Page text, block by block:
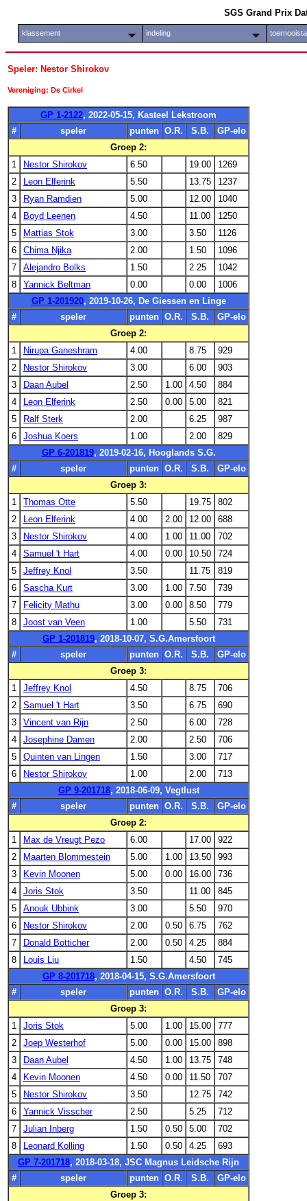
SGS Grand Prix
klassement indeling
Speler: Nestor Shirokov
Vereniging: De Cirkel
GP 1-2122, 2022-05-15, Kasteel Lekstroom
#
speler punten O.R. S.B.
GP-elo
Groep 2:
1
Nestor Shirokov 6.50 19.00
1269
2
Leon Elferink 5.50 13.75
1237
3
Ryan Ramdien 5.00 12.00
1040
4
Boyd Leenen 4.50 11.00
1250
5
Mattias Stok 3.00 3.50
1126
6
Chima Njika 2.00 1.50
1096
7
Alejandro Bolks 1.50 2.25
1042
8
Yannick Beltman 0.00 0.00
1006
GP 1-201920, 2019-10-26, De Giessen en Linge
#
speler punten O.R. S.B.
GP-elo
Groep 2:
1
Nirupa Ganeshram 4.00 8.75
929
2
Nestor Shirokov 3.00 6.00
903
3
Daan Aubel 2.50 1.00 4.50
884
4
Leon Elferink 2.50 0.00 5.00
821
5
Ralf Sterk 2.00 6.25
987
6
Joshua Koers 1.00 2.00
829
GP 6-201819, 2019-02-16, Hooglands S.G.
#
speler punten O.R. S.B.
GP-elo
Groep 3:
1
Thomas Otte 5.50 19.75
802
2
Leon Elferink 4.00 2.00 12.00
688
3
Nestor Shirokov 4.00 1.00 11.00
702
4
Samuel 't Hart 4.00 0.00 10.50
724
5
Jeffrey Knol 3.50 11.75
819
6
Sascha Kurt 3.00 1.00 7.50
739
7
Felicity Mathu 3.00 0.00 8.50
779
8
Joost van Veen 1.00 5.50
731
GP 1-201819, 2018-10-07, S.G.Amersfoort
#
speler punten O.R. S.B.
GP-elo
Groep 3:
1
Jeffrey Knol 4.50 8.75
706
2
Samuel 't Hart 3.50 6.75
690
3
Vincent van Rijn 2.50 6.00
728
4
Josephine Damen 2.00 2.50
706
5
Quinten van Lingen 1.50 3.00
717
6
Nestor Shirokov 1.00 2.00
713
GP 9-201718, 2018-06-09, Vegtlust
#
speler punten O.R. S.B.
GP-elo
Groep 2:
1
Max de Vreugt Pezo 6.00 17.00
922
2
Maarten Blommestein 5.00 1.00 13.50
993
3
Kevin Moonen 5.00 0.00 16.00
736
4
Joris Stok 3.50 11.00
845
5
Anouk Ubbink 3.00 5.50
970
6
Nestor Shirokov 2.00 0.50 6.75
762
7
Donald Botticher 2.00 0.50 4.25
884
8
Louis Liu 1.50 4.50
745
GP 8-201718, 2018-04-15, S.G.Amersfoort
#
speler punten O.R. S.B.
GP-elo
Groep 3:
1
Joris Stok 5.00 1.00 15.00
777
2
Joep Westerhof 5.00 0.00 15.00
898
3
Daan Aubel 4.50 1.00 13.75
748
4
Kevin Moonen 4.50 0.00 11.50
707
5
Nestor Shirokov 3.50 12.75
742
6
Yannick Visscher 2.50 5.25
712
7
Julian Inberg 1.50 0.50 5.00
702
8
Leonard Kolling 1.50 0.50 4.25
693
GP 7-201718, 2018-03-18, JSC Magnus Leidsche Rijn
#
speler punten O.R. S.B.
GP-elo
Groep 3: